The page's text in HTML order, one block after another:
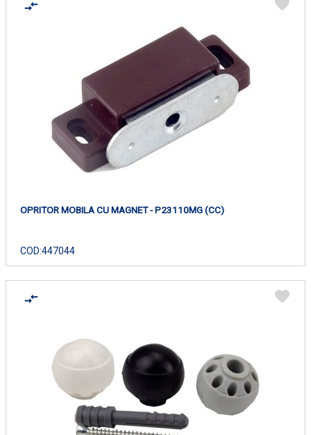
OPRITOR MOBILA CU MAGNET - P23110MG (CC)
COD:447044